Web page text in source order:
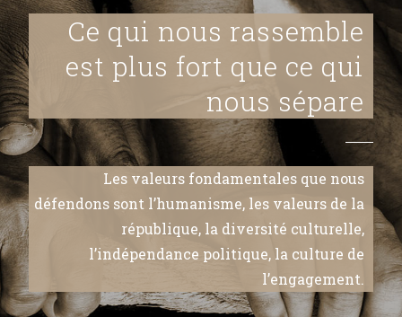
Ce qui nous rassemble
est plus fort que ce qui
nous sépare
Les valeurs fondamentales que nous
défendons sont l’humanisme, les valeurs de la
république, la diversité culturelle,
l’indépendance politique, la culture de
l’engagement.